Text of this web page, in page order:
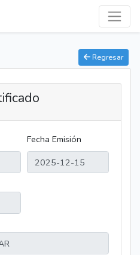
Regresar
Fecha Emisión